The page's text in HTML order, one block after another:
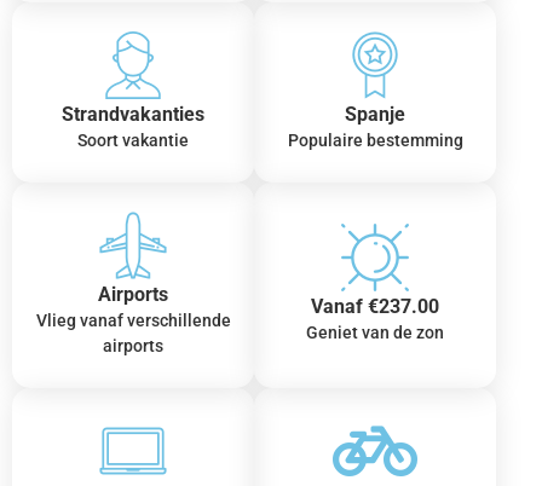
Strandvakanties
Soort vakantie
Spanje
Populaire bestemming
Airports
Vlieg vanaf verschillende
airports
Vanaf €237.00
Geniet van de zon